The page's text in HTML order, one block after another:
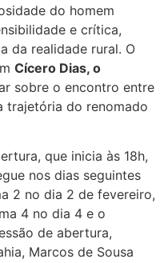
do homem
e crítica,
da realidade rural. O
Cícero Dias, o
sobre o encontro entre
trajetória do renomado
que inicia às 18h,
nos dias seguintes
2 no dia 2 de fevereiro,
4 no dia 4 e o
de abertura,
Marcos de Sousa